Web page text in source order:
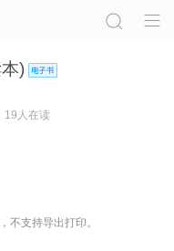
)
19人在读
不支持导出打印。